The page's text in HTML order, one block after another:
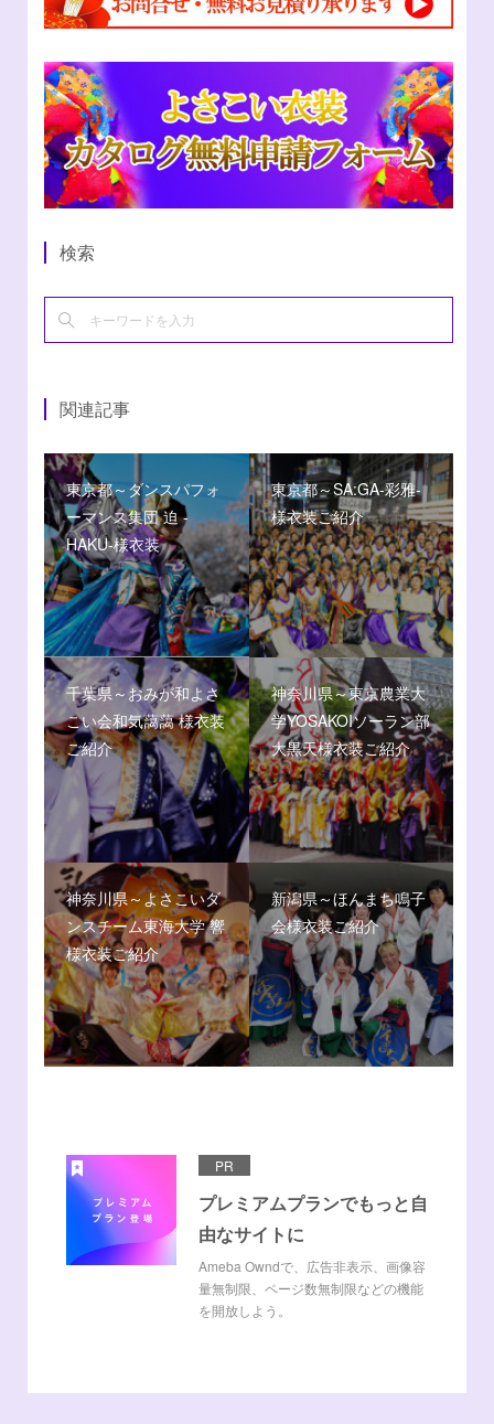
検索
関連記事
東京都～ダンスパフォ
ーマンス集団 迫 -
HAKU-様衣装
東京都～SA:GA-彩雅-
様衣装ご紹介
千葉県～おみが和よさ
こい会和気藹藹 様衣装
ご紹介
神奈川県～東京農業大
学YOSAKOIソーラン部
大黒天様衣装ご紹介
神奈川県～よさこいダ
ンスチーム東海大学 響
様衣装ご紹介
新潟県～ほんまち鳴子
会様衣装ご紹介
PR
プレミアムプランでもっと自
由なサイトに
Ameba Owndで、広告非表示、画像容
量無制限、ページ数無制限などの機能
を開放しよう。